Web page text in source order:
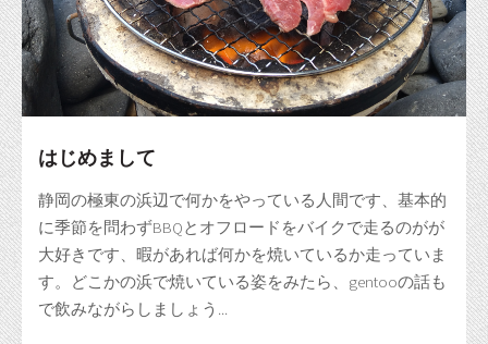
はじめまして
静岡の極東の浜辺で何かをやっている人間です、基本的
に季節を問わずBBQとオフロードをバイクで走るのがが
大好きです、暇があれば何かを焼いているか走っていま
す。どこかの浜で焼いている姿をみたら、gentooの話も
で飲みながらしましょう...